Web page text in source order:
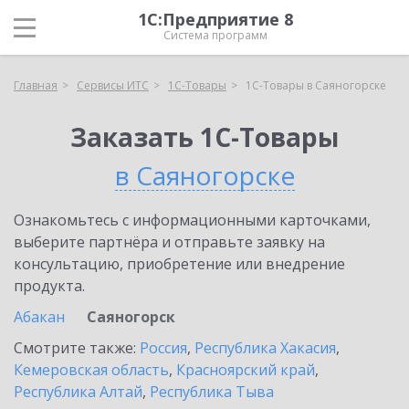
1С:Предприятие 8
Система программ
Главная Сервисы ИТС 1С-Товары 1С-Товары в Саяногорске
Заказать 1С-Товары
в Саяногорске
Ознакомьтесь с информационными карточками,
выберите партнёра и отправьте заявку на
консультацию, приобретение или внедрение
продукта.
Абакан
Саяногорск
Смотрите также: Россия, Республика Хакасия,
Кемеровская область, Красноярский край,
Республика Алтай, Республика Тыва